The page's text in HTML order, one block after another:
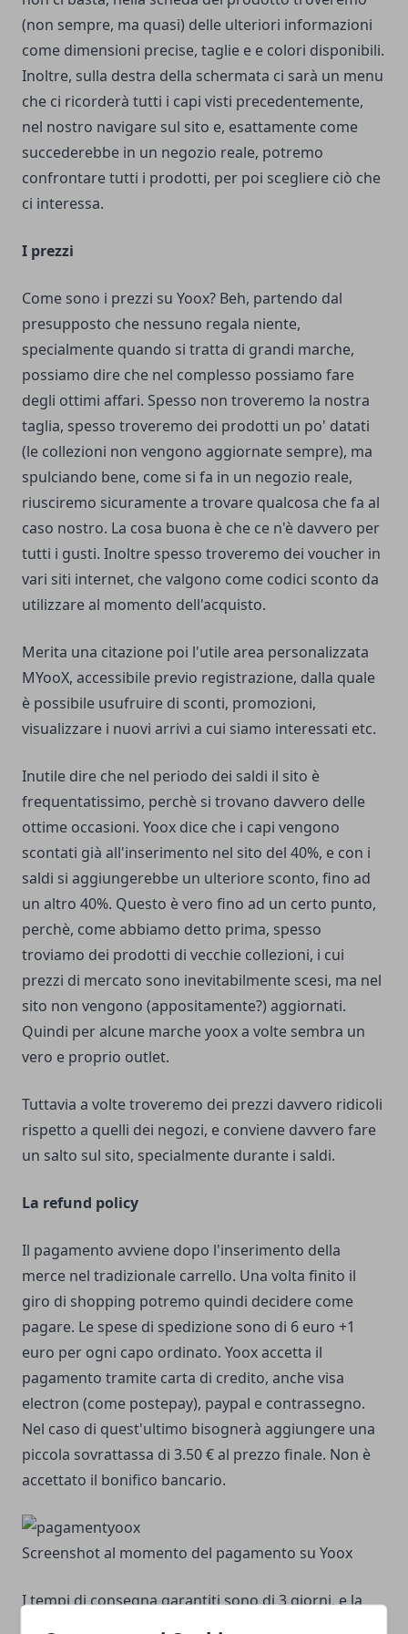
(non sempre, ma quasi) delle ulteriori informazioni
come dimensioni precise, taglie e e colori disponibili.
Inoltre, sulla destra della schermata ci sarà un menu
che ci ricorderà tutti i capi visti precedentemente,
nel nostro navigare sul sito e, esattamente come
succederebbe in un negozio reale, potremo
confrontare tutti i prodotti, per poi scegliere ciò che
ci interessa.
I prezzi
Come sono i prezzi su Yoox? Beh, partendo dal
presupposto che nessuno regala niente,
specialmente quando si tratta di grandi marche,
possiamo dire che nel complesso possiamo fare
degli ottimi affari. Spesso non troveremo la nostra
taglia, spesso troveremo dei prodotti un po' datati
(le collezioni non vengono aggiornate sempre), ma
spulciando bene, come si fa in un negozio reale,
riusciremo sicuramente a trovare qualcosa che fa al
caso nostro. La cosa buona è che ce n'è davvero per
tutti i gusti. Inoltre spesso troveremo dei voucher in
vari siti internet, che valgono come codici sconto da
utilizzare al momento dell'acquisto.
Merita una citazione poi l'utile area personalizzata
MYooX, accessibile previo registrazione, dalla quale
è possibile usufruire di sconti, promozioni,
visualizzare i nuovi arrivi a cui siamo interessati etc.
Inutile dire che nel periodo dei saldi il sito è
frequentatissimo, perchè si trovano davvero delle
ottime occasioni. Yoox dice che i capi vengono
scontati già all'inserimento nel sito del 40%, e con i
saldi si aggiungerebbe un ulteriore sconto, fino ad
un altro 40%. Questo è vero fino ad un certo punto,
perchè, come abbiamo detto prima, spesso
troviamo dei prodotti di vecchie collezioni, i cui
prezzi di mercato sono inevitabilmente scesi, ma nel
sito non vengono (appositamente?) aggiornati.
Quindi per alcune marche yoox a volte sembra un
vero e proprio outlet.
Tuttavia a volte troveremo dei prezzi davvero ridicoli
rispetto a quelli dei negozi, e conviene davvero fare
un salto sul sito, specialmente durante i saldi.
La refund policy
Il pagamento avviene dopo l'inserimento della
merce nel tradizionale carrello. Una volta finito il
giro di shopping potremo quindi decidere come
pagare. Le spese di spedizione sono di 6 euro +1
euro per ogni capo ordinato. Yoox accetta il
pagamento tramite carta di credito, anche visa
electron (come postepay), paypal e contrassegno.
Nel caso di quest'ultimo bisognerà aggiungere una
piccola sovrattassa di 3.50 € al prezzo finale. Non è
accettato il bonifico bancario.
Screenshot al momento del pagamento su Yoox
I tempi di consegna garantiti sono di 3 giorni, e la